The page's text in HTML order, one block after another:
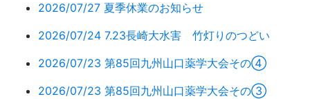
2026/07/27 夏季休業のお知らせ
2026/07/24 7.23長崎大水害 竹灯りのつどい
2026/07/23 第85回九州山口薬学大会その④
2026/07/23 第85回九州山口薬学大会その③